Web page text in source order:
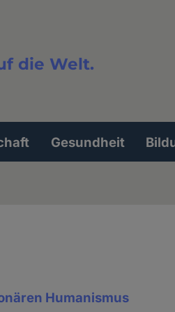
die Welt.
Gesundheit
Humanismus